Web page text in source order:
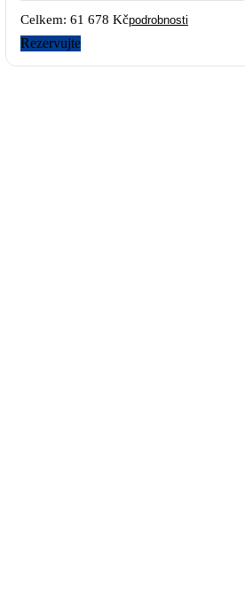
Celkem: 61 678 Kčpodrobnosti
Rezervujte